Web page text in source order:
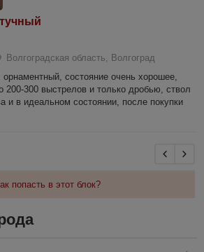
Волгоградская область, Волгоград
состояние очень хорошее,
200-300 выстрелов и только дробью, ствол
и в идеальном состоянии, после покупки
попасть в этот блок?